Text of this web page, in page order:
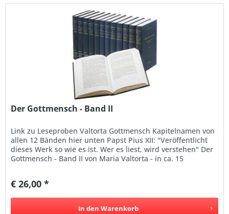
Der Gottmensch - Band II
Link zu Leseproben Valtorta Gottmensch Kapitelnamen von
allen 12 Bänden hier unten Papst Pius XII: "Veröffentlicht
dieses Werk so wie es ist. Wer es liest, wird verstehen" Der
Gottmensch - Band II von Maria Valtorta - in ca. 15
€ 26,00 *
In den Warenkorb